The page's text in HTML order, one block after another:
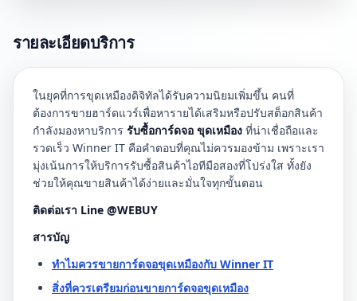
รายละเอียดบริการ
ในยุคที่การขุดเหมืองดิจิทัลได้รับความนิยมเพิ่มขึ้น คนที่
ต้องการขายฮาร์ดแวร์เพื่อหารายได้เสริมหรือปรับสต็อกสินค้า
กำลังมองหาบริการ รับซื้อการ์ดจอ ขุดเหมือง ที่น่าเชื่อถือและ
รวดเร็ว Winner IT คือคำตอบที่คุณไม่ควรมองข้าม เพราะเรา
มุ่งเน้นการให้บริการรับซื้อสินค้าไอทีมือสองที่โปร่งใส ทั้งยัง
ช่วยให้คุณขายสินค้าได้ง่ายและมั่นใจทุกขั้นตอน
ติดต่อเรา Line @WEBUY
สารบัญ
ทำไมควรขายการ์ดจอขุดเหมืองกับ Winner IT
สิ่งที่ควรเตรียมก่อนขายการ์ดจอขุดเหมือง